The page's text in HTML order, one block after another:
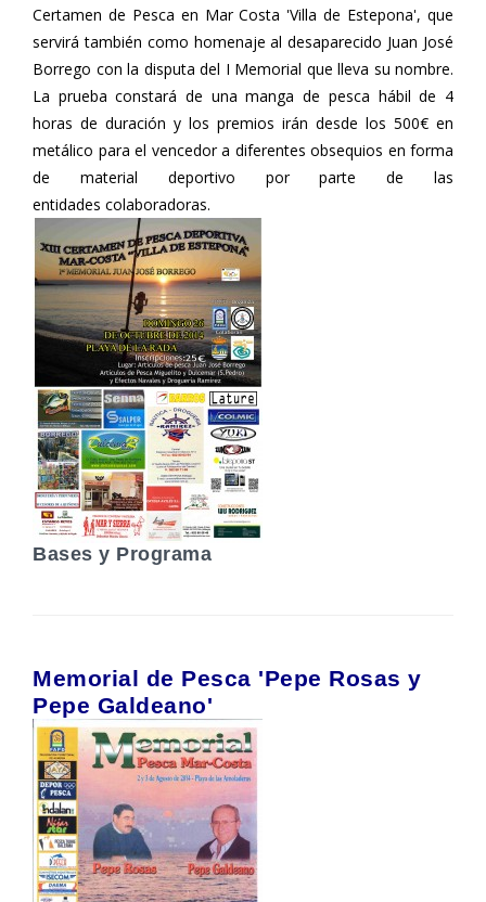
Certamen de Pesca en Mar Costa 'Villa de Estepona', que
servirá también como homenaje al desaparecido Juan José
Borrego con la disputa del I Memorial que lleva su nombre.
La prueba constará de una manga de pesca hábil de 4
horas de duración y los premios irán desde los 500€ en
metálico para el vencedor a diferentes obsequios en forma
de material deportivo por parte de las
entidades colaboradoras.
Bases y Programa
Memorial de Pesca 'Pepe Rosas y
Pepe Galdeano'